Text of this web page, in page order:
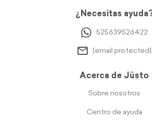
¿Necesitas
525639526422
[email protected]
Acerca de Jüsto
Sobre nosotros
Centro de ayuda